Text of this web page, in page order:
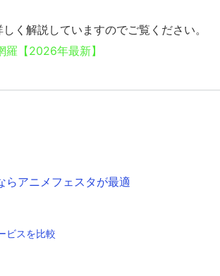
く解説していますのでご覧ください。
【2026年最新】
らアニメフェスタが最適
ビスを比較